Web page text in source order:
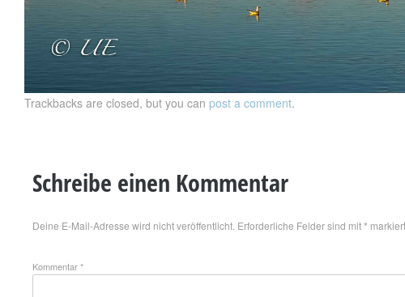
Trackbacks are closed, but you can post a comment.
Schreibe einen Kommentar
Deine E-Mail-Adresse wird nicht veröffentlicht. Erforderliche Felder sind mit* markiert
Kommentar*